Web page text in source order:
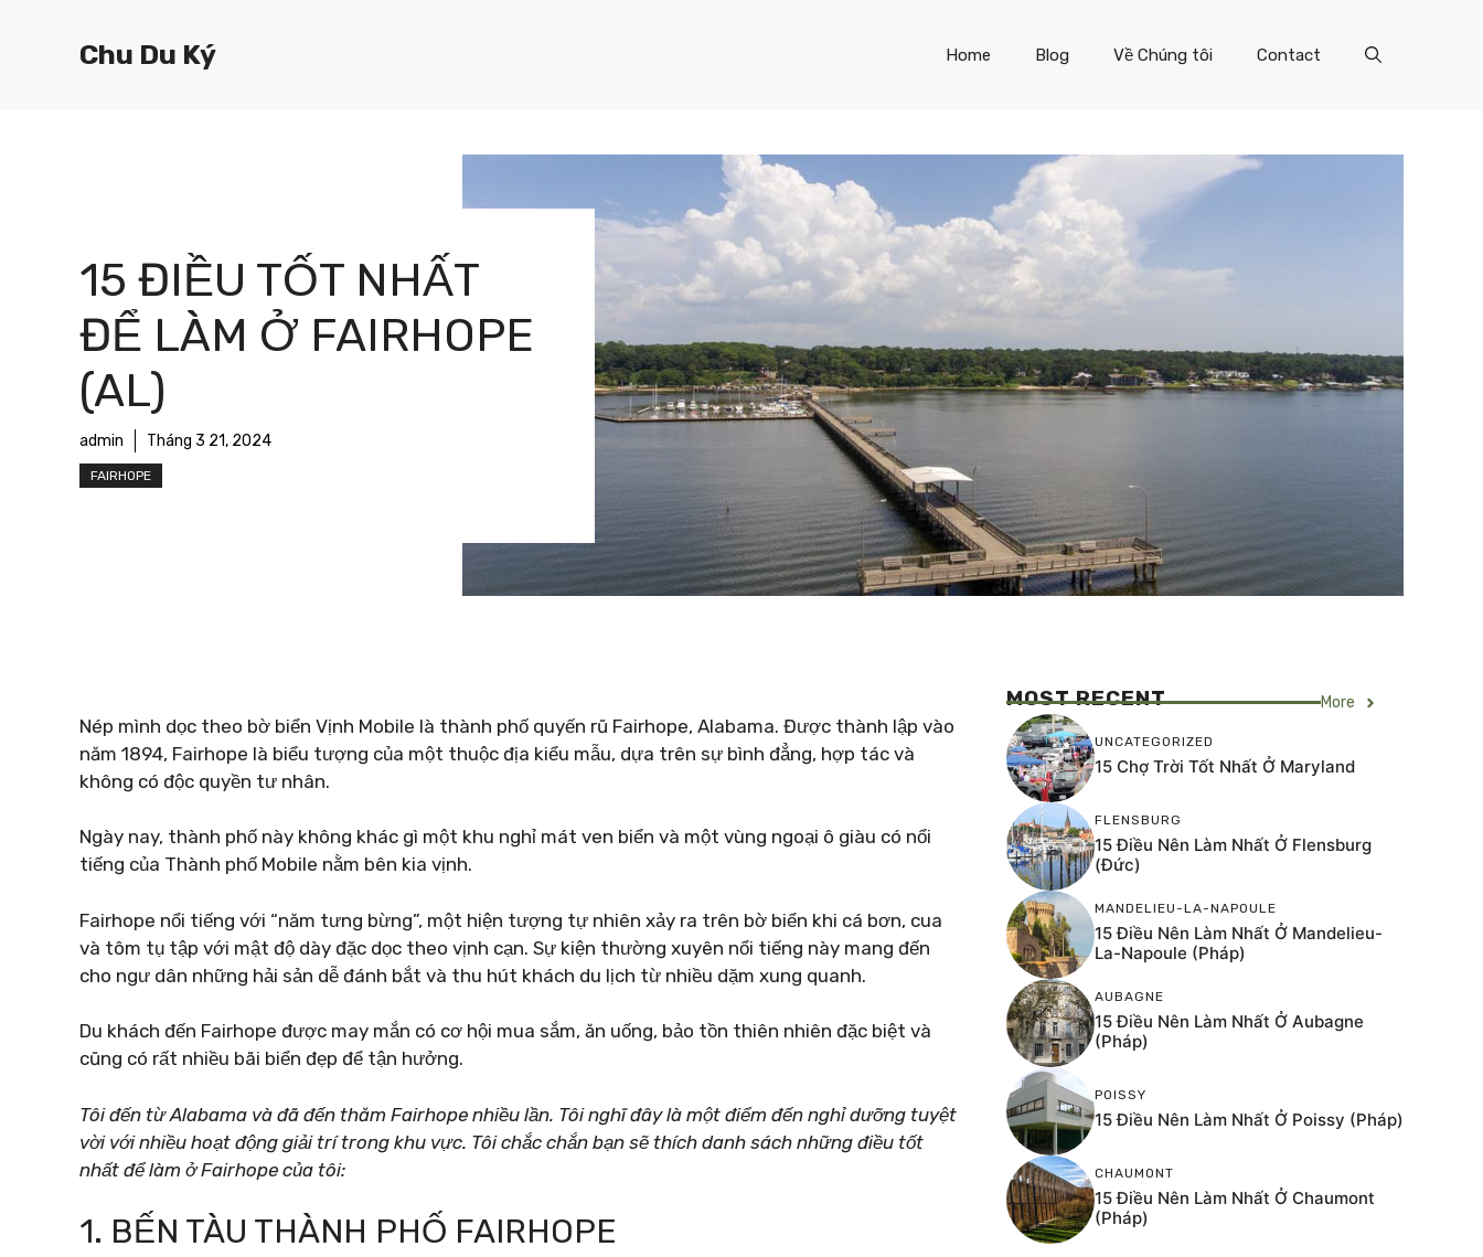
Chu Du Ký Home Blog Về Chúng tôi Contact
15 ĐIỀU TỐT NHẤT
ĐỂ LÀM Ở FAIRHOPE
(AL)
admin Tháng 3 21, 2024
FAIRHOPE
Nép mình dọc theo bờ biển Vịnh Mobile là thành phố quyến rũ Fairhope, Alabama. Được thành lập vào
năm 1894, Fairhope là biểu tượng của một thuộc địa kiểu mẫu, dựa trên sự bình đẳng, hợp tác và
không có độc quyền tư nhân.
Ngày nay, thành phố này không khác gì một khu nghỉ mát ven biển và một vùng ngoại ô giàu có nổi
tiếng của Thành phố Mobile nằm bên kia vịnh.
Fairhope nổi tiếng với “năm tưng bừng”, một hiện tượng tự nhiên xảy ra trên bờ biển khi cá bơn, cua
và tôm tụ tập với mật độ dày đặc dọc theo vịnh cạn. Sự kiện thường xuyên nổi tiếng này mang đến
cho ngư dân những hải sản dễ đánh bắt và thu hút khách du lịch từ nhiều dặm xung quanh.
Du khách đến Fairhope được may mắn có cơ hội mua sắm, ăn uống, bảo tồn thiên nhiên đặc biệt và
cũng có rất nhiều bãi biển đẹp để tận hưởng.
Tôi đến từ Alabama và đã đến thăm Fairhope nhiều lần. Tôi nghĩ đây là một điểm đến nghỉ dưỡng tuyệt
vời với nhiều hoạt động giải trí trong khu vực. Tôi chắc chắn bạn sẽ thích danh sách những điều tốt
nhất để làm ở Fairhope của tôi:
1. BẾN TÀU THÀNH PHỐ FAIRHOPE
MOST RECENT More
UNCATEGORIZED
15 Chợ Trời Tốt Nhất Ở Maryland
FLENSBURG
15 Điều Nên Làm Nhất Ở Flensburg
(Đức)
MANDELIEU-LA-NAPOULE
15 Điều Nên Làm Nhất Ở Mandelieu-
La-Napoule (Pháp)
AUBAGNE
15 Điều Nên Làm Nhất Ở Aubagne
(Pháp)
POISSY
15 Điều Nên Làm Nhất Ở Poissy (Pháp)
CHAUMONT
15 Điều Nên Làm Nhất Ở Chaumont
(Pháp)